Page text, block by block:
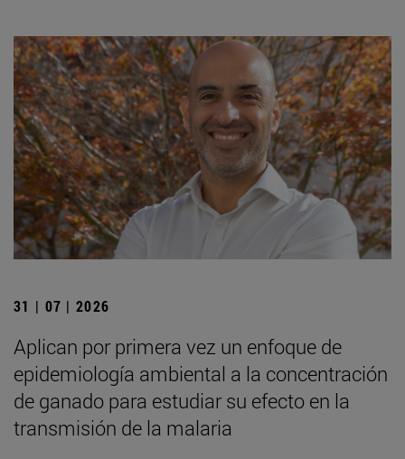
31 | 07 | 2026
Aplican por primera vez un enfoque de
epidemiología ambiental a la concentración
de ganado para estudiar su efecto en la
transmisión de la malaria